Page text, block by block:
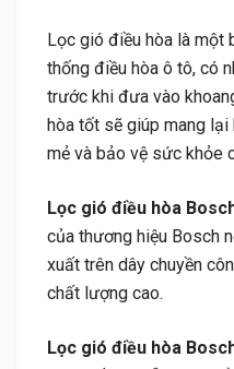
Lọc gió điều hòa là một
thống điều hòa ô tô, có
trước khi đưa vào
hòa tốt sẽ giúp mang lại
mẻ và bảo vệ sức khỏe
Lọc gió điều hòa
của thương hiệu Bosch
xuất trên dây chuyền
chất lượng cao.
Lọc gió điều hòa